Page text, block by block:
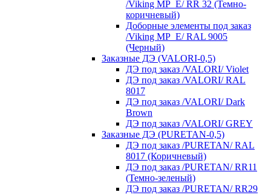
/Viking MP_E/ RR 32 (Темно-
коричневый)
Доборные элементы под заказ
/Viking MP_E/ RAL 9005
(Черный)
Заказные ДЭ (VALORI-0,5)
ДЭ под заказ /VALORI/ Violet
ДЭ под заказ /VALORI/ RAL
8017
ДЭ под заказ /VALORI/ Dark
Brown
ДЭ под заказ /VALORI/ GREY
Заказные ДЭ (PURETAN-0,5)
ДЭ под заказ /PURETAN/ RAL
8017 (Коричневый)
ДЭ под заказ /PURETAN/ RR11
(Темно-зеленый)
ДЭ под заказ /PURETAN/ RR29